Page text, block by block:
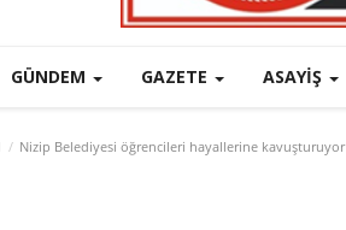
GÜNDEM GAZETE ASAYIŞ
Nizip Belediyesi öğrencileri hayallerine kavuşturuyor